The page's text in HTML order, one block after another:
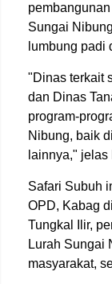
Sungai
lumbung padi
"Dinas terkait
dan Dinas
program-
Nibung, baik
lainnya," jelas
Safari Subuh
OPD, Kabag
Tungkal Ilir,
Lurah Sungai
masyarakat,